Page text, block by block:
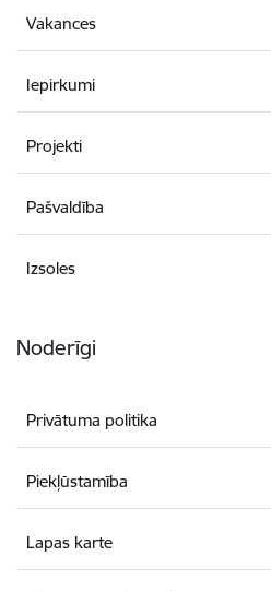
Vakances
Iepirkumi
Projekti
Pašvaldība
Izsoles
Noderīgi
Privātuma politika
Piekļūstamība
Lapas karte